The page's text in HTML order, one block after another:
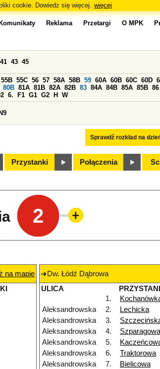
cookie. Dowiedz się więcej. więcej
Komunikaty Reklama Przetargi O MPK
Sprawdź rozkład na
41 43 45
55B 55C 56 57 58A 58B 59 60A 60B 60C 60D
80B 81A 81B 82A 82B 83 84A 84B 85A 85B 86
6. F1 G1 G2 H W
N9
Przystanki Połączenia
2
na mapie
Dw. Łódź Dąbrowa
ULICA
1.
Aleksandrowska
2. Lechicka
Aleksandrowska
3.
Aleksandrowska
4. Szparagowa
Aleksandrowska
5.
Aleksandrowska
6. Traktorowa
Aleksandrowska
7. Bielicowa